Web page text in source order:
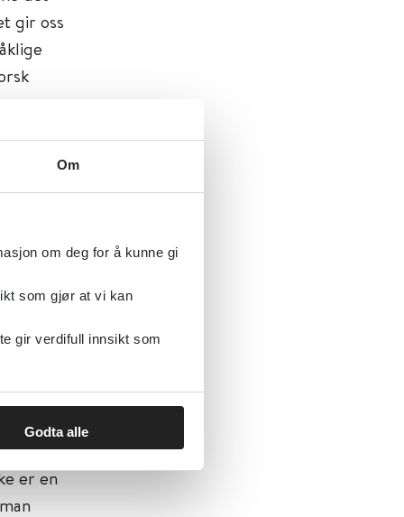
Om
om deg for å kunne gi
som gjør at vi kan
gir verdifull innsikt som
Godta alle
gir oss
Man
se
i
er en